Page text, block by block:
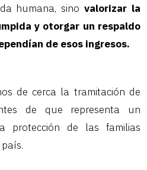
humana, sino valorizar la
y otorgar un respaldo
de esos ingresos.
de cerca la tramitación de
de que representa un
protección de las familias